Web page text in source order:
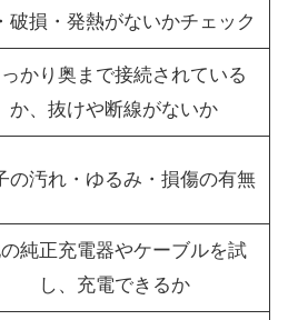
破損・発熱がないかチェック
っかり奥まで接続されている
か、抜けや断線がないか
の汚れ・ゆるみ・損傷の有無
純正充電器やケーブルを試
し、充電できるか